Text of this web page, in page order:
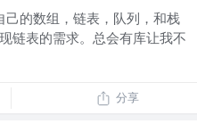
的数组，链表，队列，和栈
链表的需求。总会有库让我不
分享